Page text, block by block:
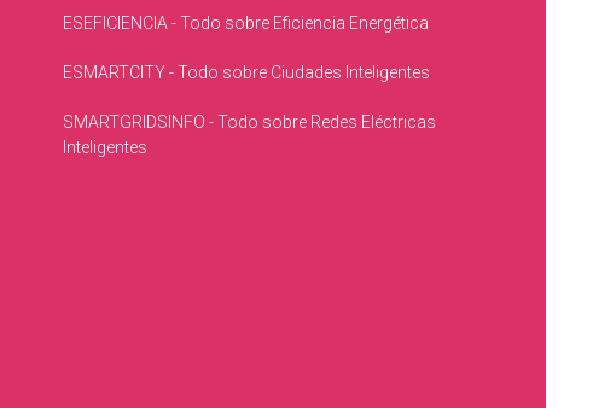
ESEFICIENCIA - Todo sobre Eficiencia Energética
ESMARTCITY - Todo sobre Ciudades Inteligentes
SMARTGRIDSINFO - Todo sobre Redes Eléctricas
Inteligentes